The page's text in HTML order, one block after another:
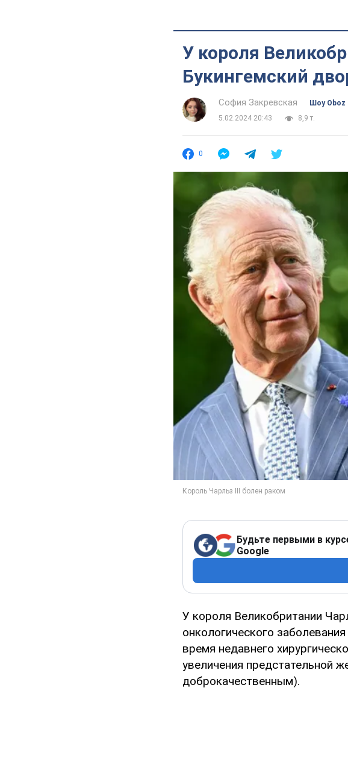
У короля
Букингемский
София Закревская
Шоу Oboz
5.02.2024 20:43
8,9 т.
0
Будьте первыми в
Google
У короля Великобритании
онкологического
время недавнего
увеличения предстательной
доброкачественным).